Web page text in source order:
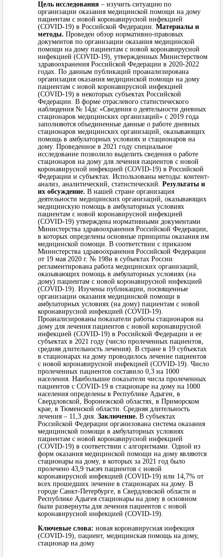
Цель исследования – изучить ситуацию по
организации оказания медицинской помощи на дому
пациентам с новой коронавирусной инфекцией
(COVID-19) в Российской Федерации. Материалы и
методы. Проведен обзор нормативно-правовых
документов по организации оказания медицинской
помощи на дому пациентам с новой коронавирусной
инфекцией (COVID-19), утвержденных Министерством
здравоохранения Российской Федерации в 2020-2022
годах. По данным публикаций проанализирована
организация оказания медицинской помощи на дому
пациентам с новой коронавирусной инфекцией
(COVID-19) в некоторых субъектах Российской
Федерации. В форме отраслевого статистического
наблюдения № 14дс «Сведения о деятельности дневных
стационаров медицинских организаций» с 2019 года
заполняются объединенные данные о работе дневных
стационаров медицинских организаций, оказывающих
помощь в амбулаторных условиях и стационаров на
дому. Проведенное в 2021 году специальное
исследование позволило выделить сведения о работе
стационаров на дому для лечения пациентов с новой
коронавирусной инфекцией (COVID-19) в Российской
Федерации и субъектах. Использованы методы: контент-
анализ, аналитический, статистический. Результаты и
их обсуждение. В нашей стране организация
деятельности медицинских организаций, оказывающих
медицинскую помощь в амбулаторных условиях
пациентам с новой коронавирусной инфекцией
(COVID-19) утверждена нормативными документами
Министерства здравоохранения Российской Федерации,
в которых определены основные принципы оказания им
медицинской помощи. В соответствии с приказом
Министерства здравоохранения Российской Федерации
от 19 мая 2020 г. № 198н в субъектах России
регламентирована работа медицинских организаций,
оказывающих помощь в амбулаторных условиях (на
дому) пациентам с новой коронавирусной инфекцией
(COVID-19). Изучены публикации, посвященные
организации оказания медицинской помощи в
амбулаторных условиях (на дому) пациентам с новой
коронавирусной инфекцией (COVID-19).
Проанализированы показатели работы стационаров на
дому для лечения пациентов с новой коронавирусной
инфекцией (COVID-19) в Российской Федерации и ее
субъектах в 2021 году (число пролеченных пациентов,
средняя длительность лечения). В стране в 19 субъектах
в стационарах на дому проводилось лечение пациентов
с новой коронавирусной инфекцией (COVID-19). Число
пролеченных пациентов составило 0,3 на 1000
населения. Наибольшие показатели числа пролеченных
пациентов с COVID-19 в стационаре на дому на 1000
населения определены в Республике Адыгеи, в
Свердловской, Воронежской областях, в Приморском
крае, в Тюменской области. Средняя длительность
лечения – 11,3 дня. Заключение. В субъектах
Российской Федерации организована система оказания
медицинской помощи в амбулаторных условиях
пациентам с новой коронавирусной инфекцией
(COVID-19) в соответствии с алгоритмами. Одной из
форм оказания медицинской помощи на дому являются
стационары на дому, в которых за 2021 год было
пролечено 43,9 тысяч пациентов с новой
коронавирусной инфекцией (COVID-19) или 14,7% от
всех прошедших лечение в стационарах на дому. В
городе Санкт-Петербурге, в Свердловской области и
Республике Адыгея стационары на дому в основном
были развернуты для лечения пациентов с новой
коронавирусной инфекцией (COVID-19).
Ключевые слова: новая коронавирусная инфекция
(COVID-19), пациент, медицинская помощь на дому,
стационар на дому